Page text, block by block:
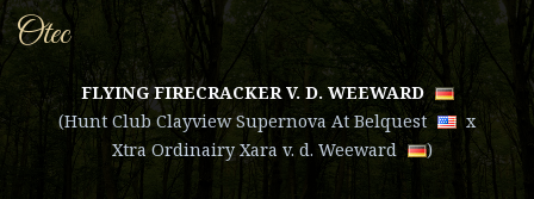
Otec
FLYING FIRECRACKER V. D. WEEWARD
(Hunt Club Clayview Supernova At Belquest
x
Xtra Ordinairy Xara v. d. Weeward
)